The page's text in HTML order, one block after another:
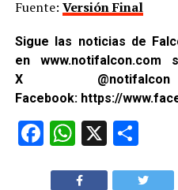
Fuente: Versión Final
Sigue las noticias de
en www.notifalcon.com
X @notifalcon
Facebook: https://
Facebook
WhatsApp
X